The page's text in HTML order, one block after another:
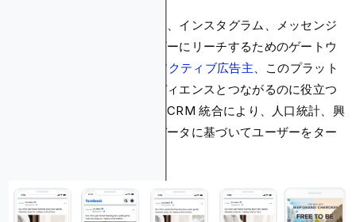
メタ広告は、フェイスブック、インスタグラム、メッセンジ
ャーなどの何十億ものユーザーにリーチするためのゲートウ
800万人のアクティブ広告主、このプラット
フォームは、理想的なオーディエンスとつながるのに役立つ
強力なツールを提供します。CRM 統合により、人口統計、興
味、行動、さらには独自のデータに基づいてユーザーをター